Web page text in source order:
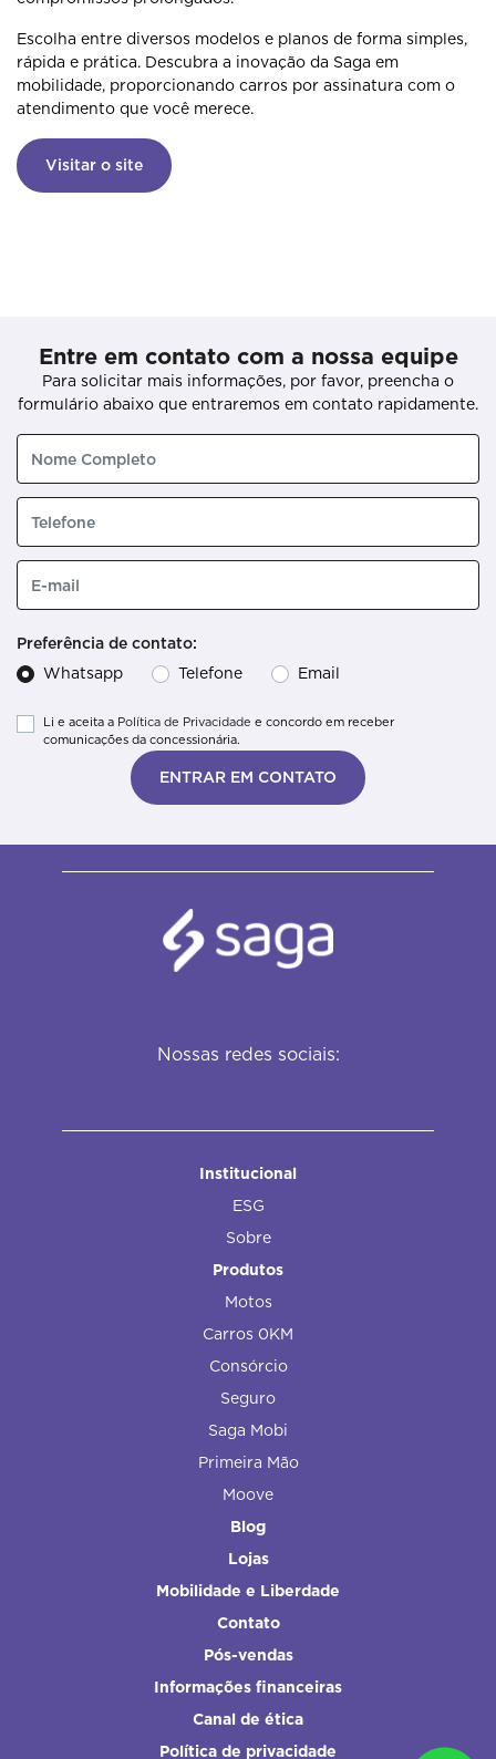
Escolha entre diversos modelos e planos de forma simples,
rápida e prática. Descubra a inovação da Saga em
mobilidade, proporcionando carros por assinatura com o
atendimento que você merece.
Visitar o site
Entre em contato com a nossa equipe
Para solicitar mais informações, por favor, preencha o
formulário abaixo que entraremos em contato rapidamente.
Preferência de contato:
Whatsapp
Telefone Email
Li e aceita a Política de Privacidade e concordo em receber
comunicações da concessionária.
ENTRAR EM CONTATO
Nossas redes sociais:
Institucional
ESG
Sobre
Produtos
Motos
Carros 0KM
Consórcio
Seguro
Saga Mobi
Primeira Mão
Moove
Blog
Lojas
Mobilidade e Liberdade
Contato
Pós-vendas
Informações financeiras
Canal de ética
Política de privacidade